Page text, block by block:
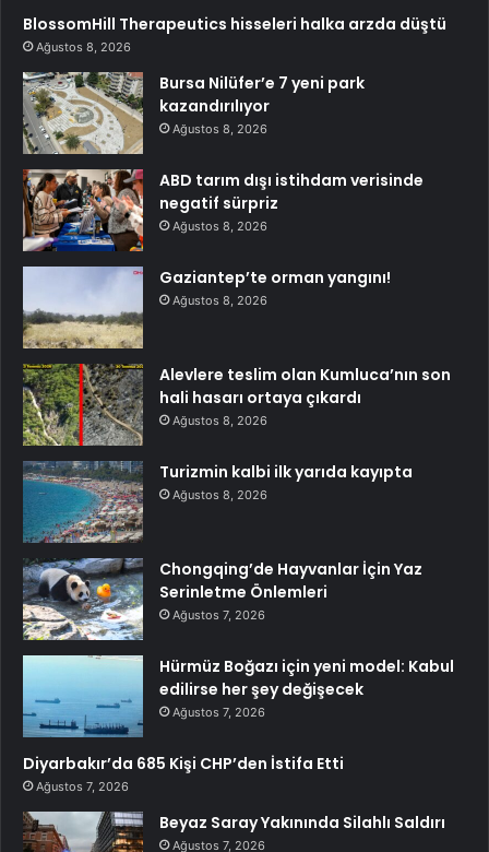
BlossomHill Therapeutics hisseleri halka arzda düştü
Ağustos 8, 2026
Bursa Nilüfer’e 7 yeni park
kazandırılıyor
Ağustos 8, 2026
ABD tarım dışı istihdam verisinde
negatif sürpriz
Ağustos 8, 2026
Gaziantep’te orman yangını!
Ağustos 8, 2026
Alevlere teslim olan Kumluca’nın son
hali hasarı ortaya çıkardı
Ağustos 8, 2026
Turizmin kalbi ilk yarıda kayıpta
Ağustos 8, 2026
Chongqing’de Hayvanlar İçin Yaz
Serinletme Önlemleri
Ağustos 7, 2026
Hürmüz Boğazı için yeni model: Kabul
edilirse her şey değişecek
Ağustos 7, 2026
Diyarbakır’da 685 Kişi CHP’den İstifa Etti
Ağustos 7, 2026
Beyaz Saray Yakınında Silahlı Saldırı
Ağustos 7, 2026